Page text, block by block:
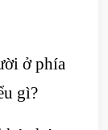
ở phía
gì?